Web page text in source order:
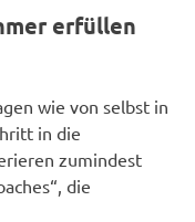
erfüllen
wie von selbst in
in die
zumindest
die